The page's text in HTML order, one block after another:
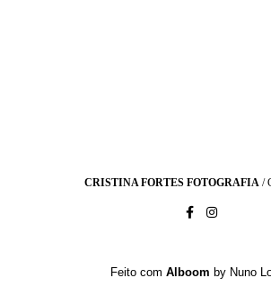
CRISTINA FORTES FOTOGRAFIA /
Feito com Alboom by Nuno